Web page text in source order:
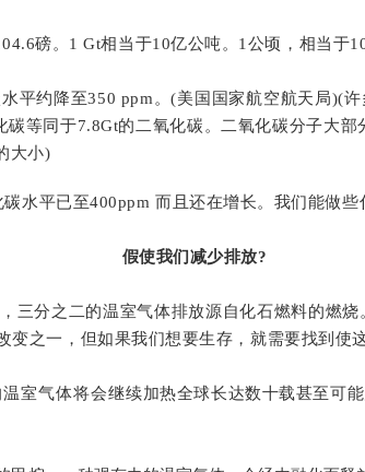
磅。1 Gt相当于10亿公吨。1公顷，相当于
约降至350 ppm。(美国国家航空航天局)(
等同于7.8Gt的二氧化碳。二氧化碳分子大
大小)
水平已至400ppm 而且还在增长。我们能做些
假使我们减少排放?
三分之二的温室气体排放源自化石燃料的燃烧
之一，但如果我们想要生存，就需要找到使
室气体将会继续加热全球长达数十载甚至可